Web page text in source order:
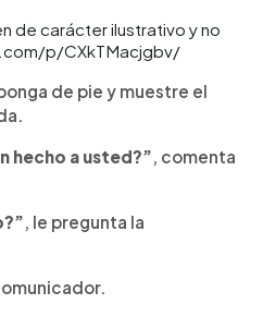
de carácter ilustrativo y no
p/CXkTMacjgbv/
de pie y muestre el
hecho a usted?”, comenta
, le pregunta la